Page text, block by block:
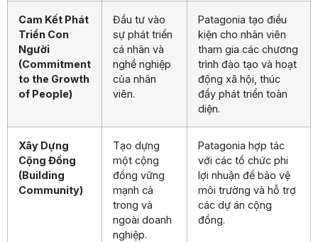
Cam Kết Phát
Triển Con
Người
(Commitment
to the Growth
of People)
Đầu tư vào
sự phát triển
cá nhân và
nghề nghiệp
của nhân
viên.
Patagonia tạo điều
kiện cho nhân viên
tham gia các chương
trình đào tạo và hoạt
động xã hội, thúc
đẩy phát triển toàn
diện.
Xây Dựng
Cộng Đồng
(Building
Community)
Tạo dựng
một cộng
đồng vững
mạnh cả
trong và
ngoài doanh
nghiệp.
Patagonia hợp tác
với các tổ chức phi
lợi nhuận để bảo vệ
môi trường và hỗ trợ
các dự án cộng
đồng.